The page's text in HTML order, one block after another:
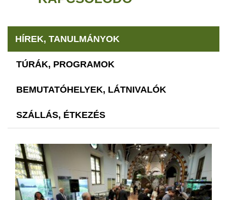
HÍREK, TANULMÁNYOK
TÚRÁK, PROGRAMOK
BEMUTATÓHELYEK, LÁTNIVALÓK
SZÁLLÁS, ÉTKEZÉS